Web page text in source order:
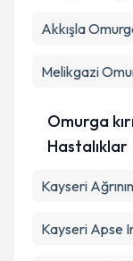
Akkışla
Melikgazi
Omurga
Hastalıklar
Kayseri
Kayseri Apse